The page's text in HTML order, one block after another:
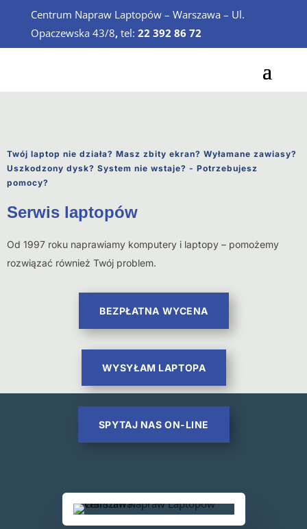
Centrum Napraw Laptopów – Warszawa – Ul.
Opaczewska 43/8, tel: 22 392 86 72
Twój laptop nie działa? Masz zbity ekran? Wyłamane zawiasy?
Uszkodzony dysk? System nie wstaje? - Potrzebujesz
pomocy?
Serwis laptopów
Od 1997 roku naprawiamy komputery i laptopy – pomożemy
rozwiązać również Twój problem.
BEZPŁATNA WYCENA
WYSYŁAM LAPTOPA
SPYTAJ NAS ON-LINE